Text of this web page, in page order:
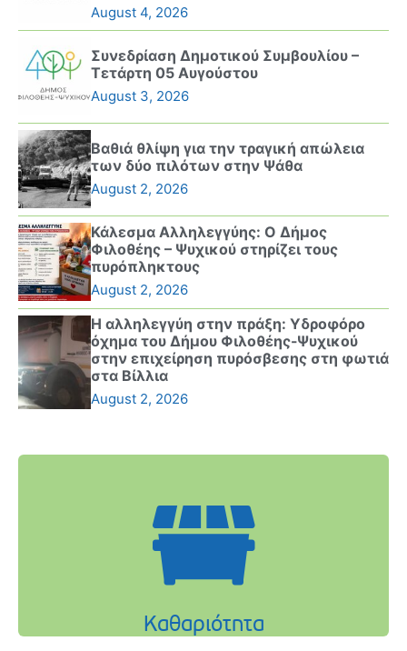
August 4, 2026
Συνεδρίαση Δημοτικού Συμβουλίου –
Τετάρτη 05 Αυγούστου
August 3, 2026
Βαθιά θλίψη για την τραγική απώλεια
των δύο πιλότων στην Ψάθα
August 2, 2026
Κάλεσμα Αλληλεγγύης: Ο Δήμος
Φιλοθέης – Ψυχικού στηρίζει τους
πυρόπληκτους
August 2, 2026
Η αλληλεγγύη στην πράξη: Υδροφόρο
όχημα του Δήμου Φιλοθέης-Ψυχικού
στην επιχείρηση πυρόσβεσης στη φωτιά
στα Βίλλια
August 2, 2026